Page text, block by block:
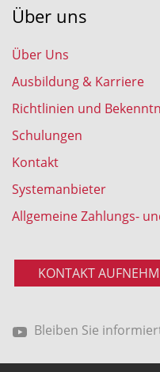
Über uns
Über Uns
Ausbildung & Karriere
Richtlinien und
Schulungen
Kontakt
Systemanbieter
Allgemeine Zahlungs-
KONTAKT
Bleiben Sie